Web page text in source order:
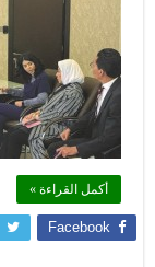
أكمل القراءة »
Facebook